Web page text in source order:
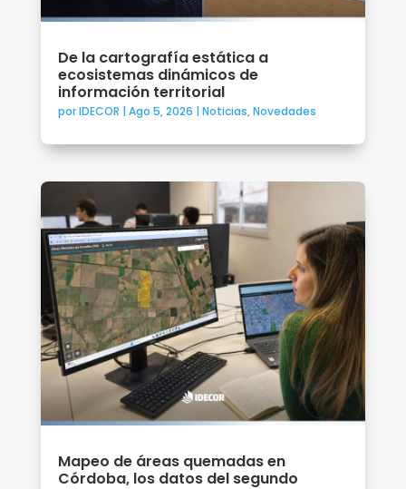
De la cartografía estática a
ecosistemas dinámicos de
información territorial
porIDECOR | Ago 5, 2026 | Noticias,Novedades
Mapeo de áreas quemadas en
Córdoba, los datos del segundo